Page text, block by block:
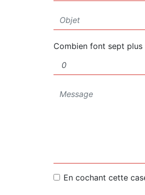
Combien font sept plus
En cochant cette